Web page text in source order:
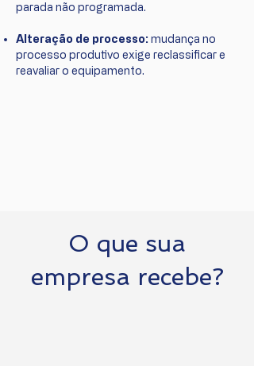
parada não programada.
Alteração de processo: mudança no
processo produtivo exige reclassificar e
reavaliar o equipamento.
O que sua
empresa recebe?